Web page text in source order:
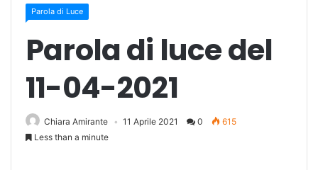
Parola di Luce
Parola di luce del
11-04-2021
Chiara Amirante 11 Aprile 2021 0
615
Less than a minute